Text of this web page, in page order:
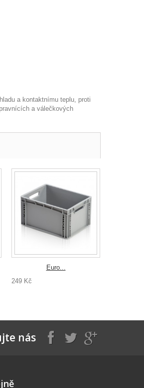
a kontaktnímu teplu, proti
a válečkových
Euro...
249 Kč
nás